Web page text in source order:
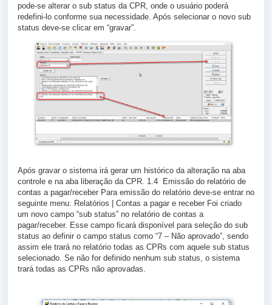
pode-se alterar o sub status da CPR, onde o usuário poderá
redefini-lo conforme sua necessidade. Após selecionar o novo sub
status deve-se clicar em “gravar”.
Após gravar o sistema irá gerar um histórico da alteração na aba
controle e na aba liberação da CPR. 1.4 Emissão do relatório de
contas a pagar/receber Para emissão do relatório deve-se entrar no
seguinte menu: Relatórios | Contas a pagar e receber Foi criado
um novo campo “sub status” no relatório de contas a
pagar/receber. Esse campo ficará disponível para seleção do sub
status ao definir o campo status como “7 – Não aprovado”, sendo
assim ele trará no relatório todas as CPRs com aquele sub status
selecionado. Se não for definido nenhum sub status, o sistema
trará todas as CPRs não aprovadas.